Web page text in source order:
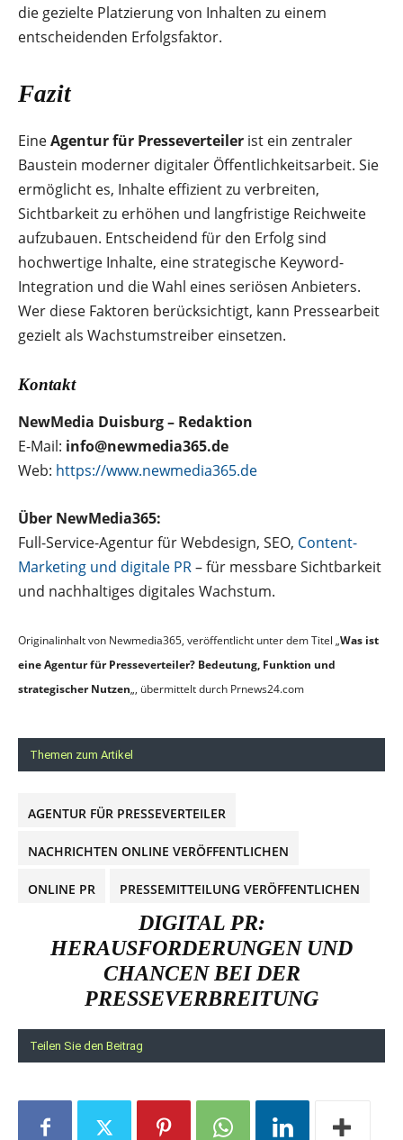
die gezielte Platzierung von Inhalten zu einem
entscheidenden Erfolgsfaktor.
Fazit
EineAgentur für Presseverteiler ist ein zentraler
Baustein moderner digitaler Öffentlichkeitsarbeit. Sie
ermöglicht es, Inhalte effizient zu verbreiten,
Sichtbarkeit zu erhöhen und langfristige Reichweite
aufzubauen. Entscheidend für den Erfolg sind
hochwertige Inhalte, eine strategische Keyword-
Integration und die Wahl eines seriösen Anbieters.
Wer diese Faktoren berücksichtigt, kann Pressearbeit
gezielt als Wachstumstreiber einsetzen.
Kontakt
NewMedia Duisburg – Redaktion
E-Mail: info@newmedia365.de
Web: https://www.newmedia365.de
Über NewMedia365:
Full-Service-Agentur für Webdesign, SEO, Content-
Marketing und digitale PR– für messbare Sichtbarkeit
und nachhaltiges digitales Wachstum.
Originalinhalt von Newmedia365, veröffentlicht unter dem Titel „Was ist
eine Agentur für Presseverteiler? Bedeutung, Funktion und
strategischer Nutzen„, übermittelt durch Prnews24.com
Themen zum Artikel
AGENTUR FÜR PRESSEVERTEILER
NACHRICHTEN ONLINE VERÖFFENTLICHEN
ONLINE PR PRESSEMITTEILUNG VERÖFFENTLICHEN
DIGITAL PR:
HERAUSFORDERUNGEN UND
CHANCEN BEI DER
PRESSEVERBREITUNG
Teilen Sie den Beitrag